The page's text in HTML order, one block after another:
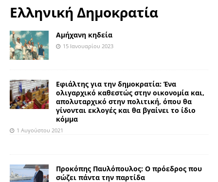
Ελληνική Δημοκρατία
Αμήχανη κηδεία
15 Ιανουαρίου 2023
Εφιάλτης για την δημοκρατία: Ένα
ολιγαρχικό καθεστώς στην οικονομία και,
απολυταρχικό στην πολιτική, όπου θα
γίνονται εκλογές και θα βγαίνει το ίδιο
κόμμα
1 Αυγούστου 2021
Προκόπης Παυλόπουλος: O πρόεδρος που
σώζει πάντα την παρτίδα